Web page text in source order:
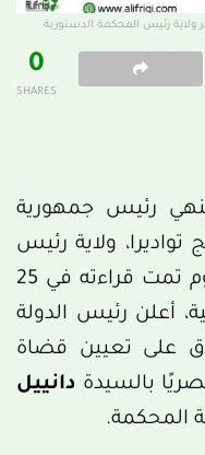
ولاية رئيس المحكمة الدستورية
0
SHARES
رئيس جمهورية
ولاية رئيس
المحكمة الدستورية. في مرسوم تمت قراءته في 25
الوطنية، أعلن رئيس الدولة
على تعيين قضاة
بالسيدة دانييل
المحكمة.